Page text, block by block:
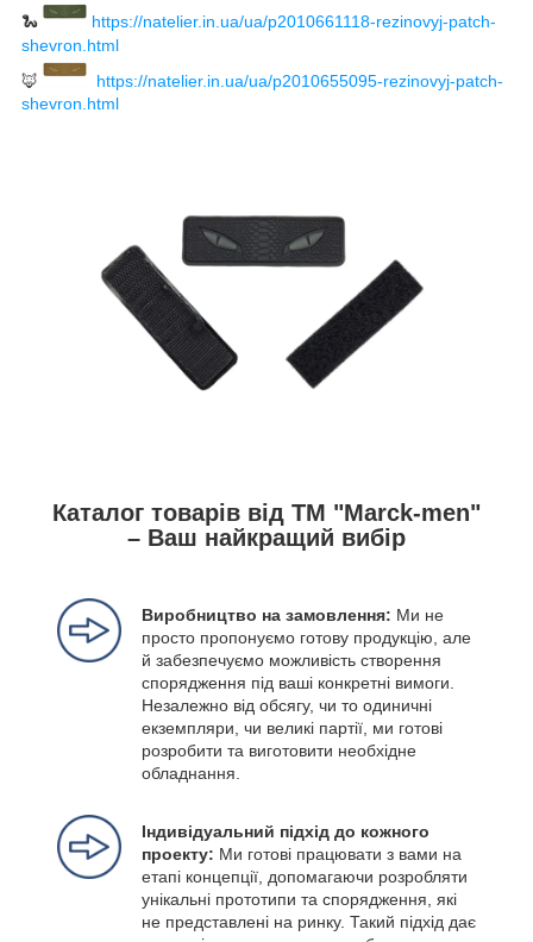
🐍
https://natelier.in.ua/ua/p2010661118-rezinovyj-patch-
shevron.html
🦊
https://natelier.in.ua/ua/p2010655095-rezinovyj-patch-
shevron.html
Каталог товарів від ТМ "Marck-men"
– Ваш найкращий вибір
Виробництво на замовлення: Ми не
просто пропонуємо готову продукцію, але
й забезпечуємо можливість створення
спорядження під ваші конкретні вимоги.
Незалежно від обсягу, чи то одиничні
екземпляри, чи великі партії, ми готові
розробити та виготовити необхідне
обладнання.
Індивідуальний підхід до кожного
проекту: Ми готові працювати з вами на
етапі концепції, допомагаючи розробляти
унікальні прототипи та спорядження, які
не представлені на ринку. Такий підхід дає